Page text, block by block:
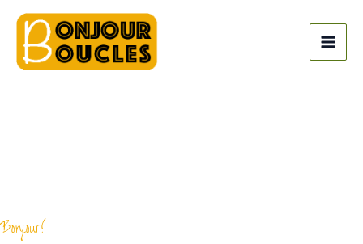
Skip
content
Bonjour!